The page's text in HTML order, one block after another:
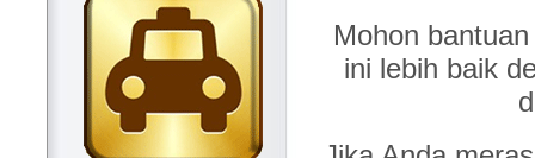
Mohon
ini lebih baik